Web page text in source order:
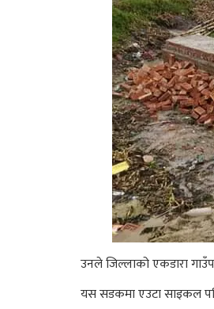
उनले जिल्लाको एकडारा
यस सडकमा एउटा साइकल